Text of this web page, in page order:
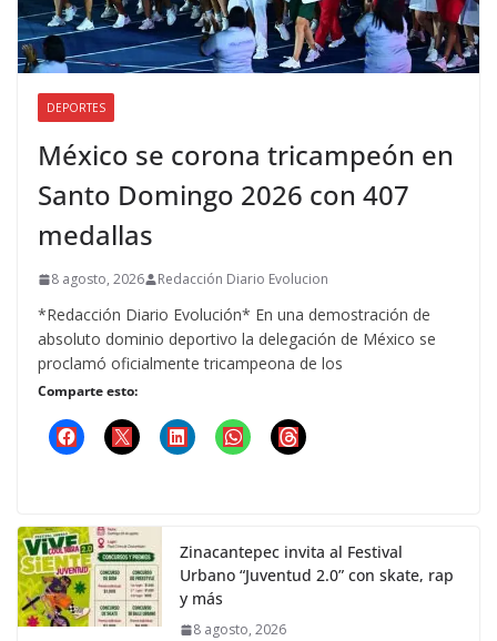
DEPORTES
México se corona tricampeón en
Santo Domingo 2026 con 407
medallas
8 agosto, 2026 Redacción Diario Evolucion
*Redacción Diario Evolución* En una demostración de
absoluto dominio deportivo la delegación de México se
proclamó oficialmente tricampeona de los
Comparte esto:
Zinacantepec invita al Festival
Urbano “Juventud 2.0” con skate, rap
y más
8 agosto, 2026